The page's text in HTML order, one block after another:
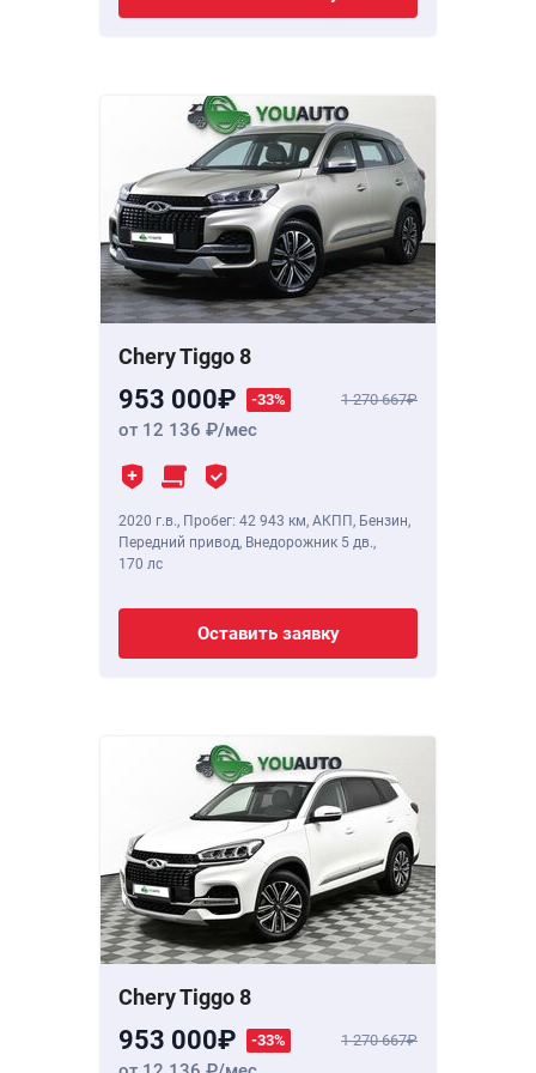
Chery Tiggo 8
953 000 -33% 1 270 667
от 12 136 /мес
2020 г.в., Пробег: 42 943 км, АКПП, Бензин,
Передний привод, Внедорожник 5 дв.,
170 лс
Оставить заявку
Chery Tiggo 8
953 000 -33% 1 270 667